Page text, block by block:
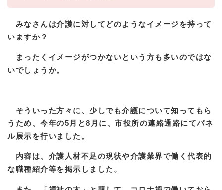
みなさんは介護に対してどのようなイメージを持って
いますか？
まったくイメージがつかないという方も多いのではな
いでしょうか。
そういった方々に、少しでも介護について知ってもら
うため、今年の5月と8月に、市役所の連絡通路にてパネ
ル展示を行いました。
内容は、介護人材不足の現状や介護業界で働く代表的
な職種紹介等を掲示しました。